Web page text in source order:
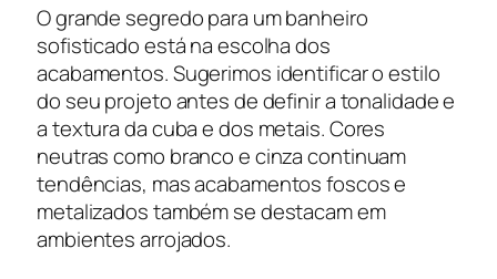
O grande segredo para um banheiro
sofisticado está na escolha dos
acabamentos. Sugerimos identificar o estilo
do seu projeto antes de definir a tonalidade e
a textura da cuba e dos metais. Cores
neutras como branco e cinza continuam
tendências, mas acabamentos foscos e
metalizados também se destacam em
ambientes arrojados.